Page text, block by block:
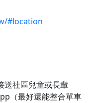
#location
送社區兒童或長輩
（最好還能整合單車